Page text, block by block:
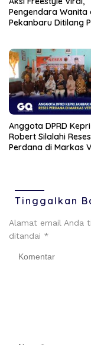
Pengendara Wanita
Pekanbaru Ditilang
Anggota DPRD
Robert Silalahi Reses
Perdana di Markas
Tinggalkan
Alamat email Anda
ditandai *